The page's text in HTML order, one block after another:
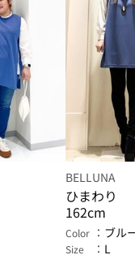
BELLUNA
ひまわり
162cm
Color ブル
Size L